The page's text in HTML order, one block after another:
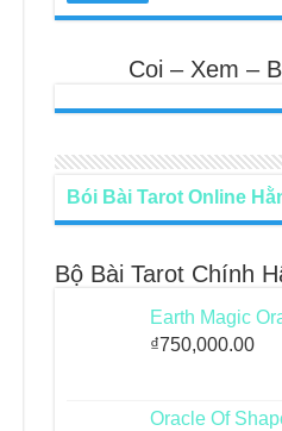
Coi – Xem –
Bói Bài Tarot Online
Bộ Bài Tarot Chính
Earth Magic
₫750,000.00
Oracle Of